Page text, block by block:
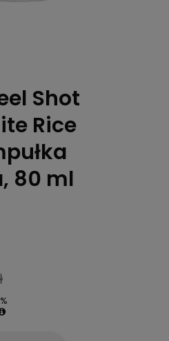
Shot
Rice
80 ml